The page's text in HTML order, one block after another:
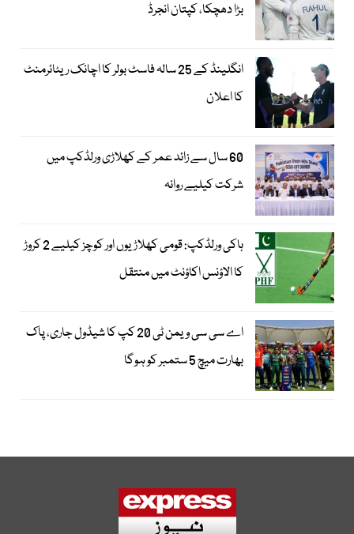
بڑا دھچکا، کپتان انجرڈ
انگلینڈ کے 25 سالہ فاسٹ بولر کا اچانک ریٹائرمنٹ
کا اعلان
60 سال سے زائد عمر کے کھلاڑی ورلڈکپ میں
شرکت کیلیے روانہ
ہاکی ورلڈکپ: قومی کھلاڑیوں اور کوچز کیلیے 2 کروڑ
کا الاؤنس اکاؤنٹ میں منتقل
اے سی سی ویمن ٹی 20 کپ کا شیڈول جاری، پاک
بھارت میچ 5 ستمبر کو ہوگا